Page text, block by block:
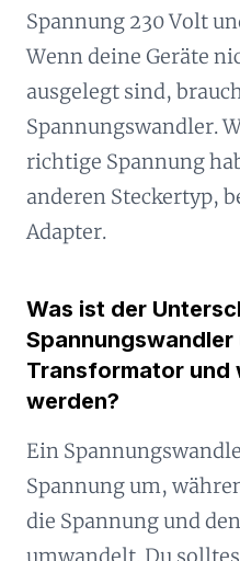
Spannung 230 Volt
Wenn deine Geräte
ausgelegt sind,
Spannungswandler.
richtige Spannung
anderen Steckertyp,
Adapter.
Was ist der
Spannungswandler
Transformator und
werden?
Ein
Spannung um,
die Spannung und
umwandelt. Du